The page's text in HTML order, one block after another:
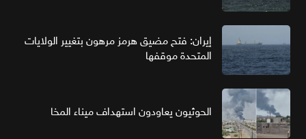
إيران: فتح مضيق هرمز مرهون بتغيير الولايات
المتحدة موقفها
الحوثيون يعاودون استهداف ميناء المخا